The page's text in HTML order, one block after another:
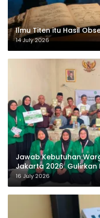
Ilmu Titen itu Hasil
14 July 2026
Jawab Kebutuhan
Jakarta 2026 Gulirkan
Sukamanah
16 July 2026